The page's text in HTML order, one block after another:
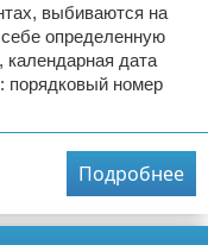
выбиваются на
определенную
дата
порядковый номер
Подробнее